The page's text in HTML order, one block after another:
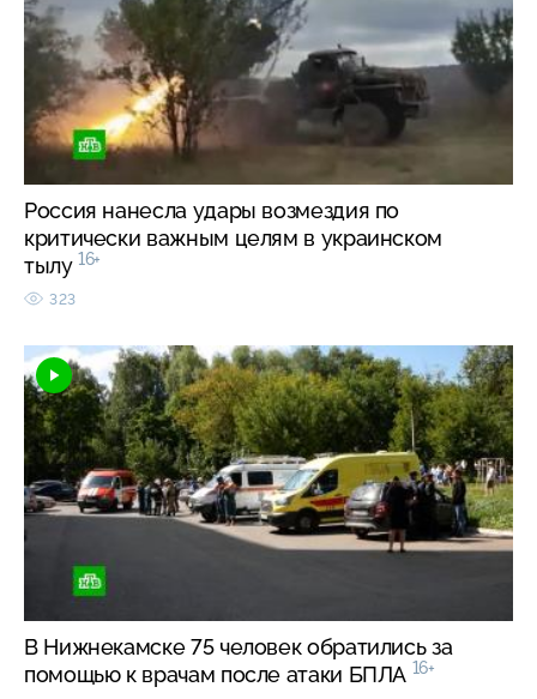
Россия нанесла удары возмездия по
критически важным целям в украинском
тылу 16+
323
В Нижнекамске 75 человек обратились за
помощью к врачам после атаки БПЛА 16+